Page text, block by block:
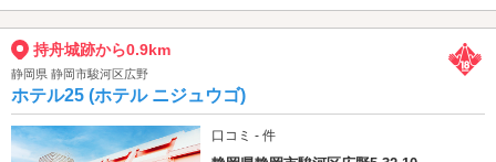
持舟城跡から0.9km
静岡県 静岡市駿河区広野
ホテル25 (ホテル ニジュウゴ)
口コミ - 件